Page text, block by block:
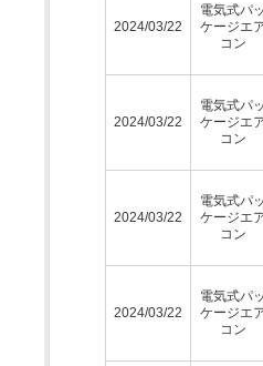
2024/03/22
電気式パッ
ケージエ
コン
2024/03/22
電気式パッ
ケージエ
コン
2024/03/22
電気式パッ
ケージエ
コン
2024/03/22
電気式パッ
ケージエ
コン